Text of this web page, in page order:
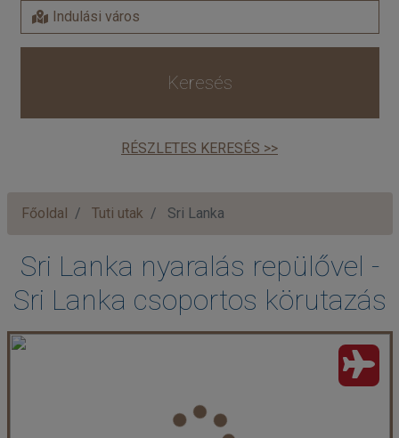
Keresés
RÉSZLETES KERESÉS >>
Főoldal Tuti utak Sri Lanka
Sri Lanka nyaralás repülővel -
Sri Lanka csoportos körutazás